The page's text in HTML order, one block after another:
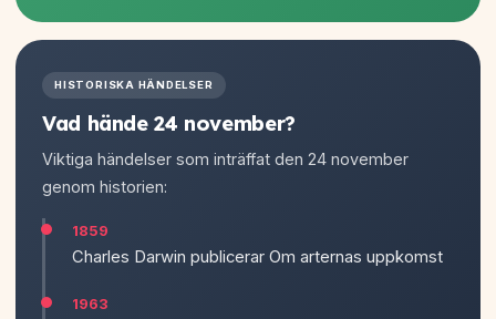
HISTORISKA HÄNDELSER
Vad hände 24 november?
Viktiga händelser som inträffat den 24 november
genom historien:
1859
Charles Darwin publicerar Om arternas uppkomst
1963